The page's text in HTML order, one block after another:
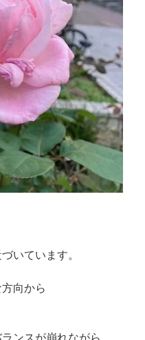
いています。
向から
ンスが崩れながら